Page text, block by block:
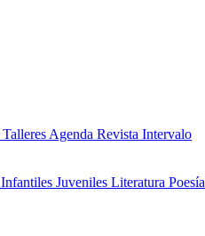
Talleres Agenda Revista Intervalo
Infantiles Juveniles Literatura Poesía